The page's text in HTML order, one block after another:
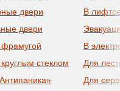
двери
двери
стеклом
В
В
Для
Для